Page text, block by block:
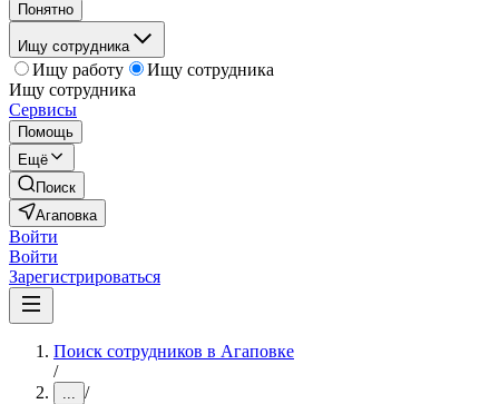
Понятно
Ищу сотрудника
Ищу работу
Ищу сотрудника
Ищу сотрудника
Сервисы
Помощь
Ещё
Поиск
Агаповка
Войти
Войти
Зарегистрироваться
Поиск сотрудников в Агаповке
/
... /